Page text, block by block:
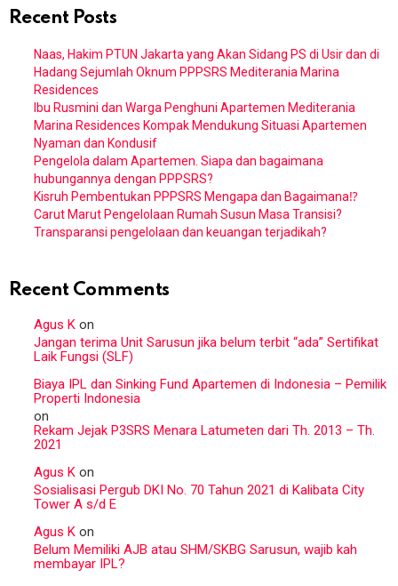
Recent Posts
Naas, Hakim PTUN Jakarta yang Akan Sidang PS di Usir dan di
Hadang Sejumlah Oknum PPPSRS Mediterania Marina
Residences
Ibu Rusmini dan Warga Penghuni Apartemen Mediterania
Marina Residences Kompak Mendukung Situasi Apartemen
Nyaman dan Kondusif
Pengelola dalam Apartemen. Siapa dan bagaimana
hubungannya dengan PPPSRS?
Kisruh Pembentukan PPPSRS Mengapa dan Bagaimana⁉️
Carut Marut Pengelolaan Rumah Susun Masa Transisi?
Transparansi pengelolaan dan keuangan terjadikah?
Recent Comments
Agus K on
Jangan terima Unit Sarusun jika belum terbit “ada” Sertifikat
Laik Fungsi (SLF)
Biaya IPL dan Sinking Fund Apartemen di Indonesia – Pemilik
Properti Indonesia
on
Rekam Jejak P3SRS Menara Latumeten dari Th. 2013 – Th.
2021
Agus K on
Sosialisasi Pergub DKI No. 70 Tahun 2021 di Kalibata City
Tower A s/d E
Agus K on
Belum Memiliki AJB atau SHM/SKBG Sarusun, wajib kah
membayar IPL?